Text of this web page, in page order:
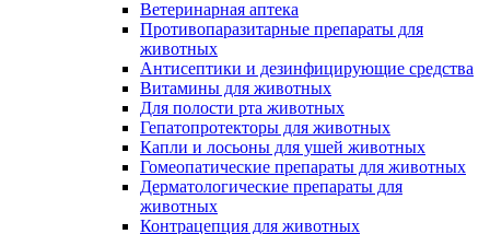
Ветеринарная аптека
Противопаразитарные препараты для
животных
Антисептики и дезинфицирующие средства
Витамины для животных
Для полости рта животных
Гепатопротекторы для животных
Капли и лосьоны для ушей животных
Гомеопатические препараты для животных
Дерматологические препараты для
животных
Контрацепция для животных